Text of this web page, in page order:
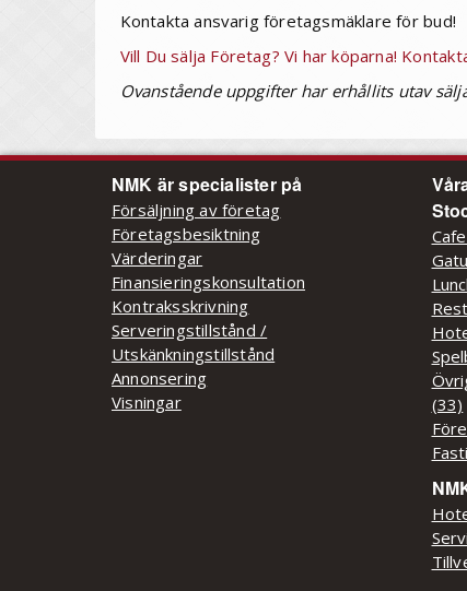
Kontakta ansvarig företagsmäklare för bud!
Vill Du sälja Företag? Vi har köparna!
Ovanstående uppgifter har erhållits utav
NMK är specialister på
Försäljning av företag
Företagsbesiktning
Värderingar
Finansieringskonsultation
Kontraksskrivning
Serveringstillstånd /
Utskänkningstillstånd
Annonsering
Visningar
(33)